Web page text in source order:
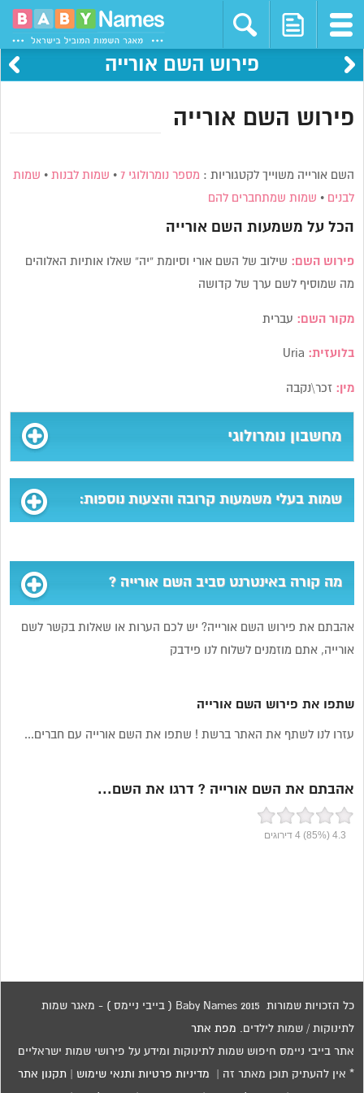
פירוש השם אורייה
פירוש השם אורייה
השם אורייה משוייך לקטגוריות : מספר נומרולוגי 7 • שמות לבנות • שמות
לבנים • שמות שמתחברים להם
הכל על משמעות השם אורייה
פירוש השם: שילוב של השם אורי וסיומת “יה” שאלו אותיות האלוהים
מה שמוסיף לשם ערך של קדושה
מקור השם: עברית
בלועזית:
מין: זכר\נקבה
מחשבון נומרולוגי
שמות בעלי משמעות קרובה והצעות נוספות:
מה קורה באינטרנט סביב השם אורייה ?
אהבתם את פירוש השם אורייה? יש לכם הערות או שאלות בקשר לשם
אורייה, אתם מוזמנים לשלוח לנו פידבק
שתפו את פירוש השם אורייה
עזרו לנו לשתף את האתר ברשת ! שתפו את השם אורייה עם חברים...
אהבתם את השם אורייה ? דרגו את השם...
4.3
(85%)
4דירוגים
כל הזכויות שמורות 2015 Baby Names ( בייבי ניימס ) - מאגר שמות
לתינוקות / שמות לילדים. מפת אתר
אתר בייבי ניימס חיפוש שמות לתינוקות ומידע על פירושי שמות ישראליים
* אין להעתיק תוכן מאתר זה | מדיניות פרטיות ותנאי שימוש תקנון אתר